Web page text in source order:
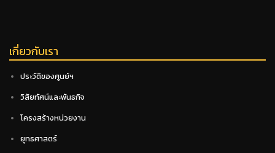
เกี่ยวกับเรา
ประวัติของศูนย์ฯ
วิสัยทัศน์และพันธกิจ
โครงสร้างหน่วยงาน
ยุทธศาสตร์